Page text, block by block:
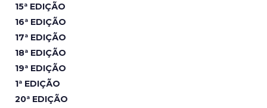
15ª EDIÇÃO
16ª EDIÇÃO
17ª EDIÇÃO
18ª EDIÇÃO
19ª EDIÇÃO
1ª EDIÇÃO
20ª EDIÇÃO